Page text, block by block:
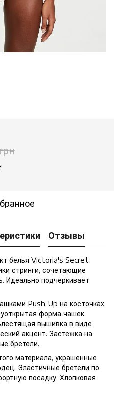
Отзывы
белья Victoria's Secret
стринги, сочетающие
Идеально подчеркивает
Push-Up на косточках.
форма чашек
вышивка в виде
акцент. Застежка на
бретели.
материала, украшенные
Эластичные бретели по
посадку. Хлопковая